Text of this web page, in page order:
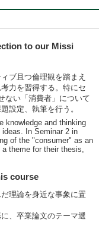
to our Missi
ブ且つ倫理観を踏まえ
力を習得する。特にセ
ない「消費者」について
設定、執筆を行う。
knowledge and thinking
In Seminar 2 in
of the "consumer" as an
theme for their thesis,
course
理論を身近な事象に置
、卒業論文のテーマ選